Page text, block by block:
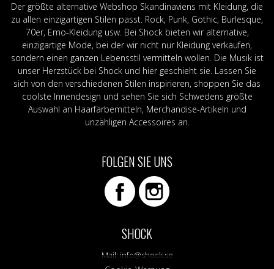
Der größte alternative Webshop Skandinaviens mit Kleidung, die
zu allen einzigartigen Stilen passt. Rock, Punk, Gothic, Burlesque,
70er, Emo-Kleidung usw. Bei Shock bieten wir alternative,
einzigartige Mode, bei der wir nicht nur Kleidung verkaufen,
sondern einen ganzen Lebensstil vermitteln wollen. Die Musik ist
unser Herzstück bei Shock und hier geschieht sie. Lassen Sie
sich von den verschiedenen Stilen inspirieren, shoppen Sie das
coolste Innendesign und sehen Sie sich Schwedens größte
Auswahl an Haarfärbemitteln, Merchandise-Artikeln und
unzähligen Accessoires an.
FOLGEN SIE UNS
SHOCK
Mail: info@shock.se